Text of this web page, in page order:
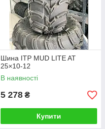
Шина ITP MUD LITE AT
25×10-12
В наявності
5 278 ₴
Купити